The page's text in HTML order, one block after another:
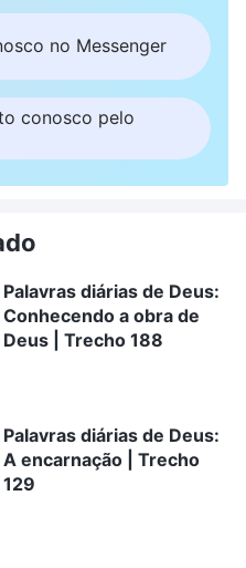
no Messenger
conosco pelo
Palavras diárias de Deus:
Conhecendo a obra de
Deus | Trecho 188
Palavras diárias de Deus:
A encarnação | Trecho
129